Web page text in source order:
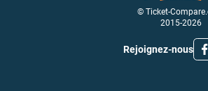
© Ticket-
2015-2026
Rejoignez-nous